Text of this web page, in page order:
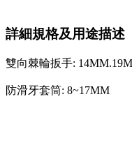
詳細規格及用途描述
雙向棘輪扳手:
防滑牙套筒: 8~17MM